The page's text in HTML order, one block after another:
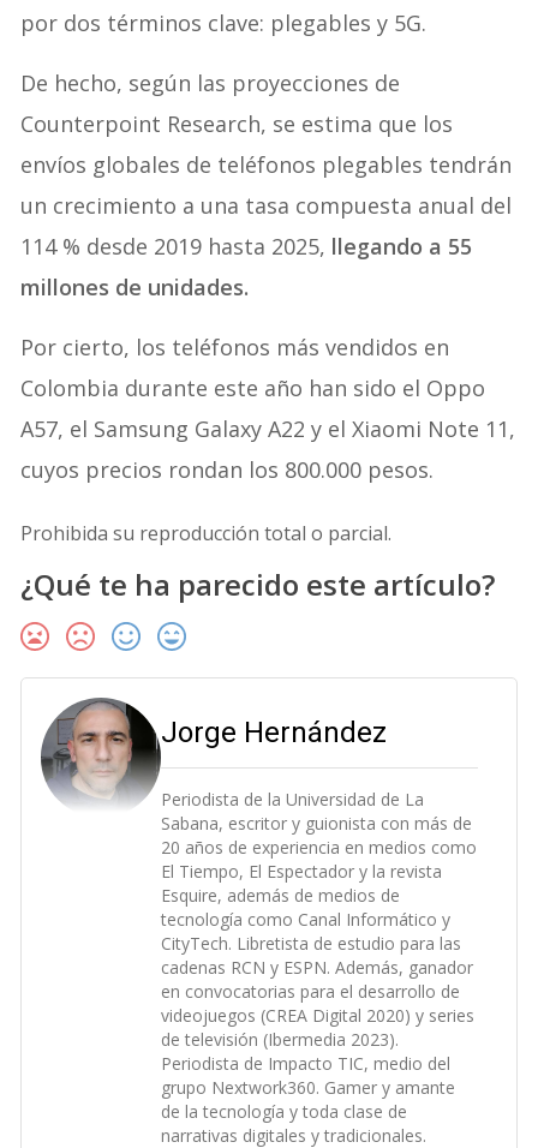
por dos términos clave: plegables y 5G.
De hecho, según las proyecciones de
Counterpoint Research, se estima que los
envíos globales de teléfonos plegables tendrán
un crecimiento a una tasa compuesta anual del
114 % desde 2019 hasta 2025, llegando a 55
millones de unidades.
Por cierto, los teléfonos más vendidos en
Colombia durante este año han sido el Oppo
A57, el Samsung Galaxy A22 y el Xiaomi Note 11,
cuyos precios rondan los 800.000 pesos.
Prohibida su reproducción total o parcial.
¿Qué te ha parecido este artículo?
Jorge Hernández
Periodista de la Universidad de La
Sabana, escritor y guionista con más de
20 años de experiencia en medios como
El Tiempo, El Espectador y la revista
Esquire, además de medios de
tecnología como Canal Informático y
CityTech. Libretista de estudio para las
cadenas RCN y ESPN. Además, ganador
en convocatorias para el desarrollo de
videojuegos (CREA Digital 2020) y series
de televisión (Ibermedia 2023).
Periodista de Impacto TIC, medio del
grupo Nextwork360. Gamer y amante
de la tecnología y toda clase de
narrativas digitales y tradicionales.